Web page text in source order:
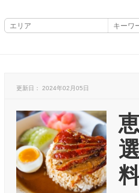
更新日： 2024年02月05日